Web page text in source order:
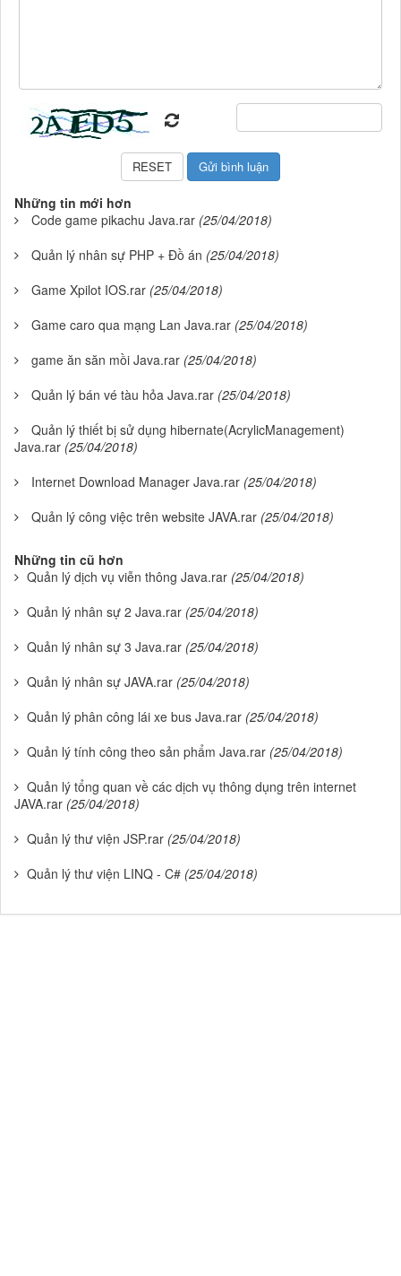
Những tin mới hơn
Code game pikachu Java.rar (25/04/2018)
Quản lý nhân sự PHP + Đồ án (25/04/2018)
Game Xpilot IOS.rar (25/04/2018)
Game caro qua mạng Lan Java.rar (25/04/2018)
game ăn săn mồi Java.rar (25/04/2018)
Quản lý bán vé tàu hỏa Java.rar (25/04/2018)
Quản lý thiết bị sử dụng hibernate(AcrylicManagement)
Java.rar (25/04/2018)
Internet Download Manager Java.rar (25/04/2018)
Quản lý công việc trên website JAVA.rar (25/04/2018)
Những tin cũ hơn
Quản lý dịch vụ viễn thông Java.rar (25/04/2018)
Quản lý nhân sự 2 Java.rar (25/04/2018)
Quản lý nhân sự 3 Java.rar (25/04/2018)
Quản lý nhân sự JAVA.rar (25/04/2018)
Quản lý phân công lái xe bus Java.rar (25/04/2018)
Quản lý tính công theo sản phẩm Java.rar (25/04/2018)
Quản lý tổng quan về các dịch vụ thông dụng trên internet
JAVA.rar (25/04/2018)
Quản lý thư viện JSP.rar (25/04/2018)
Quản lý thư viện LINQ - C# (25/04/2018)